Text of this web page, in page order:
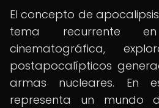
El concepto de
tema recurrente
cinematográfica,
postapocalípticos
armas nucleares. En
representa un mundo